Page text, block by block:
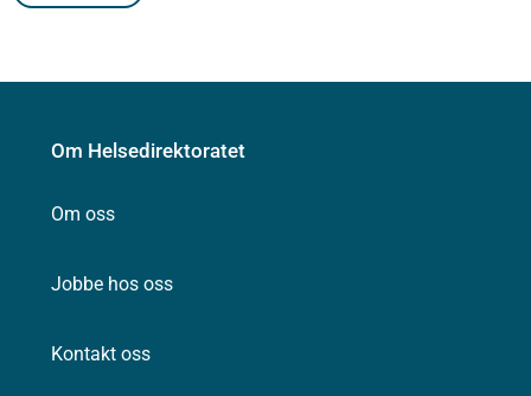
Om Helsedirektoratet
Om oss
Jobbe hos oss
Kontakt oss